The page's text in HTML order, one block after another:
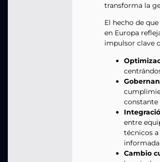
transforma la
El hecho de
en Europa
impulsor clave
constante
entre
técnicos
informada.
Cambio